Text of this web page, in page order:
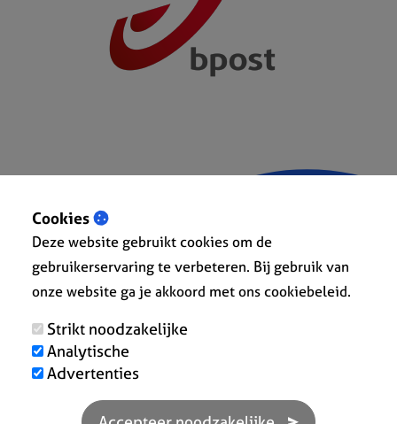
Cookies
Deze website gebruikt cookies om de
gebruikerservaring te verbeteren. Bij gebruik van
onze website ga je akkoord met ons cookiebeleid.
Strikt noodzakelijke
Analytische
Advertenties